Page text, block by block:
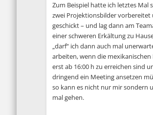
Zum Beispiel hatte ich letztes Mal
zwei Projektionsbilder vorbereitet
geschickt – und lag dann am
einer schweren Erkältung zu
„darf“ ich dann auch mal
arbeiten, wenn die mexikanischen
erst ab 16:00 h zu erreichen sind
dringend ein Meeting ansetzen
so kann es nicht nur mir sondern
mal gehen.